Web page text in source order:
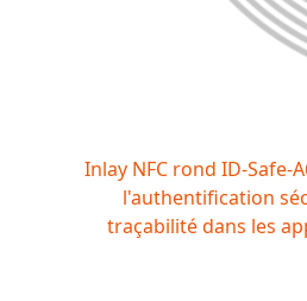
Inlay NFC rond ID-Safe-
l'authentification
traçabilité dans les